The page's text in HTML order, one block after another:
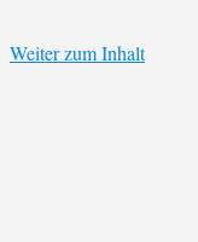
Weiter zum Inhalt